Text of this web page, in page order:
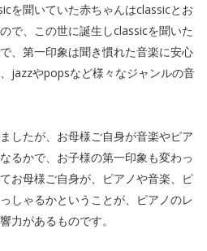
を聞いていた赤ちゃんはclassicとお
で、この世に誕生しclassicを聞いた
、第一印象は聞き慣れた音楽に安心
jazzやpopsなど様々なジャンルの音
したが、お母様ご自身が音楽やピア
るかで、お子様の第一印象も変わっ
お母様ご自身が、ピアノや音楽、ピ
しゃるかということが、ピアノのレ
力があるものです。